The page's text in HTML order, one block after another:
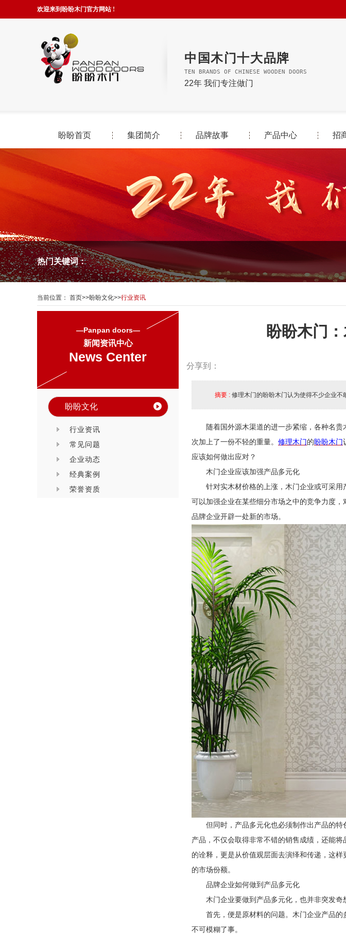
欢迎来到盼盼木门官方网站 !
中国木门十大品牌
TEN BRANDS OF CHINESE WOODEN DOORS
22年 我们专注做门
盼盼首页 集团简介 品牌故事 产品中心 招
热门关键词：
当前位置： 首页>>盼盼文化>>行业资讯
—Panpan doors—
新闻资讯中心
News Center
盼盼文化
行业资讯
常见问题
企业动态
经典案例
荣誉资质
盼盼木门
分享到：
摘要 : 修理木门的盼盼木门认为使得不少企业
随着国外源木渠道的进一步紧缩，各种名
次加上了一份不轻的重量。 修理木门 的盼盼木门
应该如何做出应对？
木门企业应该加强产品多元化
针对实木材价格的上涨，木门企业或可采
可以加强企业在某些细分市场之中的竞争力度
品牌企业开辟一处新的市场。
但同时，产品多元化也必须制作出产品的
产品，不仅会取得非常不错的销售成绩，还能将
的诠释，更是从价值观层面去演绎和传递，这
的市场份额。
品牌企业如何做到产品多元化
木门企业要做到产品多元化，也并非突发奇
首先，便是原材料的问题。木门企业产品
不可模糊了事。